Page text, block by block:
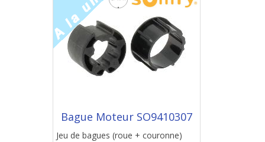
Bague Moteur SO9410307
Jeu de bagues (roue + couronne)